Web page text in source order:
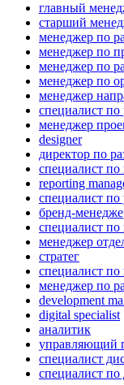
главный
старший
менеджер по
менеджер по
менеджер по
менеджер по
менеджер
специалист по
менеджер
designer
директор по
специалист
reporting
специалист
бренд-
специалист по
менеджер
стратег
специалист
менеджер по
development
digital specialist
аналитик
управляющий
специалист
специалист